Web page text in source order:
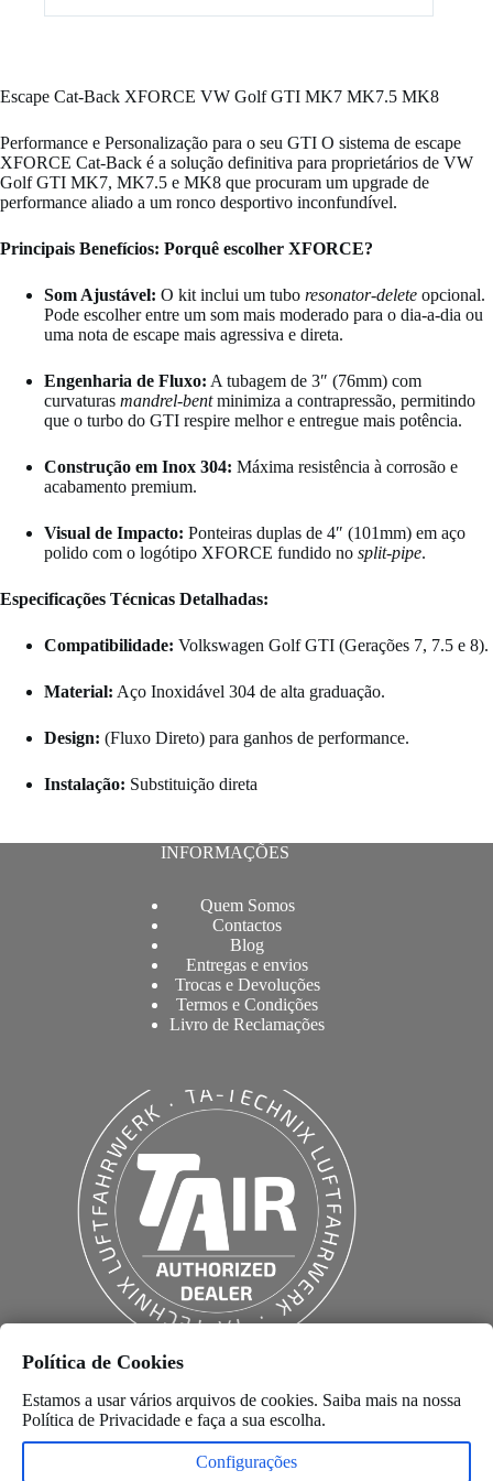
Escape Cat-Back XFORCE VW Golf GTI MK7 MK7.5 MK8
Performance e Personalização para o seu GTI O sistema de escape
XFORCE Cat-Back é a solução definitiva para proprietários de VW
Golf GTI MK7, MK7.5 e MK8 que procuram um upgrade de
performance aliado a um ronco desportivo inconfundível.
Principais Benefícios: Porquê escolher XFORCE?
Som Ajustável: O kit inclui um tubo resonator-delete opcional.
Pode escolher entre um som mais moderado para o dia-a-dia ou
uma nota de escape mais agressiva e direta.
Engenharia de Fluxo: A tubagem de 3″ (76mm) com
curvaturas mandrel-bentminimiza a contrapressão, permitindo
que o turbo do GTI respire melhor e entregue mais potência.
Construção em Inox 304: Máxima resistência à corrosão e
acabamento premium.
Visual de Impacto: Ponteiras duplas de 4″ (101mm) em aço
polido com o logótipo XFORCE fundido no split-pipe.
Especificações Técnicas Detalhadas:
Compatibilidade: Volkswagen Golf GTI (Gerações 7, 7.5 e 8).
Material: Aço Inoxidável 304 de alta graduação.
Design: (Fluxo Direto) para ganhos de performance.
Instalação: Substituição direta
INFORMAÇÕES
Quem Somos
Contactos
Blog
Entregas e envios
Trocas e Devoluções
Termos e Condições
Livro de Reclamações
Política de Cookies
Estamos a usar vários arquivos de cookies. Saiba mais na nossa
Política de Privacidade e faça a sua escolha.
Configurações